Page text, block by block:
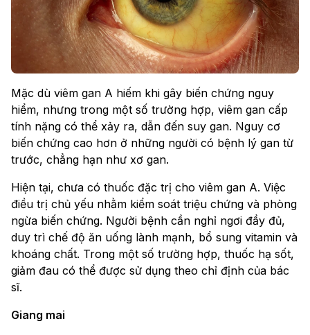
Mặc dù viêm gan A hiếm khi gây biến chứng nguy
hiểm, nhưng trong một số trường hợp, viêm gan cấp
tính nặng có thể xảy ra, dẫn đến suy gan. Nguy cơ
biến chứng cao hơn ở những người có bệnh lý gan từ
trước, chẳng hạn như xơ gan.
Hiện tại, chưa có thuốc đặc trị cho viêm gan A. Việc
điều trị chủ yếu nhằm kiểm soát triệu chứng và phòng
ngừa biến chứng. Người bệnh cần nghỉ ngơi đầy đủ,
duy trì chế độ ăn uống lành mạnh, bổ sung vitamin và
khoáng chất. Trong một số trường hợp, thuốc hạ sốt,
giảm đau có thể được sử dụng theo chỉ định của bác
sĩ.
Giang mai